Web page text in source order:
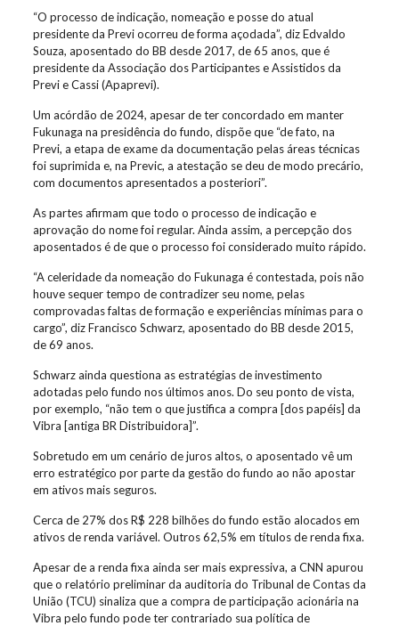
“O processo de indicação, nomeação e posse do atual
presidente da Previ ocorreu de forma açodada”, diz Edvaldo
Souza, aposentado do BB desde 2017, de 65 anos, que é
presidente da Associação dos Participantes e Assistidos da
Previ e Cassi (Apaprevi).
Um acórdão de 2024, apesar de ter concordado em manter
Fukunaga na presidência do fundo, dispõe que “de fato, na
Previ, a etapa de exame da documentação pelas áreas técnicas
foi suprimida e, na Previc, a atestação se deu de modo precário,
com documentos apresentados a posteriori”.
As partes afirmam que todo o processo de indicação e
aprovação do nome foi regular. Ainda assim, a percepção dos
aposentados é de que o processo foi considerado muito rápido.
“A celeridade da nomeação do Fukunaga é contestada, pois não
houve sequer tempo de contradizer seu nome, pelas
comprovadas faltas de formação e experiências mínimas para o
cargo”, diz Francisco Schwarz, aposentado do BB desde 2015,
de 69 anos.
Schwarz ainda questiona as estratégias de investimento
adotadas pelo fundo nos últimos anos. Do seu ponto de vista,
por exemplo, “não tem o que justifica a compra [dos papéis] da
Vibra [antiga BR Distribuidora]”.
Sobretudo em um cenário de juros altos, o aposentado vê um
erro estratégico por parte da gestão do fundo ao não apostar
em ativos mais seguros.
Cerca de 27% dos R$ 228 bilhões do fundo estão alocados em
ativos de renda variável. Outros 62,5% em títulos de renda fixa.
Apesar de a renda fixa ainda ser mais expressiva, a CNN apurou
que o relatório preliminar da auditoria do Tribunal de Contas da
União (TCU) sinaliza que a compra de participação acionária na
Vibra pelo fundo pode ter contrariado sua política de